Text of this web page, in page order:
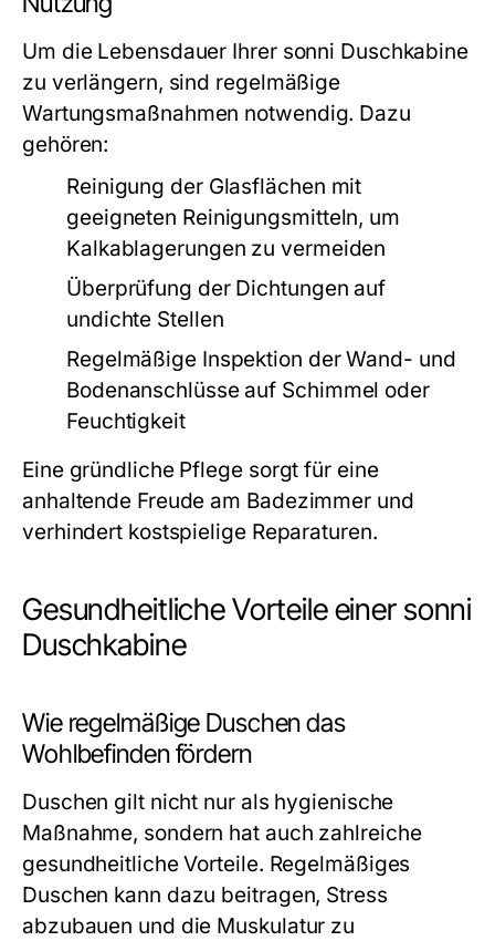
Um die Lebensdauer Ihrer sonni Duschkabine
zu verlängern, sind regelmäßige
Wartungsmaßnahmen notwendig. Dazu
gehören:
Reinigung der Glasflächen mit
geeigneten Reinigungsmitteln, um
Kalkablagerungen zu vermeiden
Überprüfung der Dichtungen auf
undichte Stellen
Regelmäßige Inspektion der Wand- und
Bodenanschlüsse auf Schimmel oder
Feuchtigkeit
Eine gründliche Pflege sorgt für eine
anhaltende Freude am Badezimmer und
verhindert kostspielige Reparaturen.
Gesundheitliche Vorteile einer sonni
Duschkabine
Wie regelmäßige Duschen das
Wohlbefinden fördern
Duschen gilt nicht nur als hygienische
Maßnahme, sondern hat auch zahlreiche
gesundheitliche Vorteile. Regelmäßiges
Duschen kann dazu beitragen, Stress
abzubauen und die Muskulatur zu